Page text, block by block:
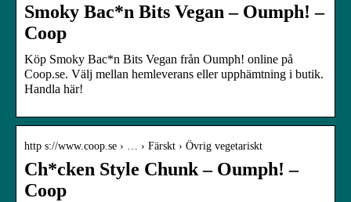
Smoky Bac*n Bits Vegan – Oumph! –
Coop
Köp Smoky Bac*n Bits Vegan från Oumph! online på
Coop.se. Välj mellan hemleverans eller upphämtning i butik.
Handla här!
http s://www.coop.se › … › Färskt › Övrig vegetariskt
Ch*cken Style Chunk – Oumph! –
Coop